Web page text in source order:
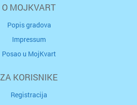
O MOJKVART
Popis gradova
Impressum
Posao u MojKvart
ZA KORISNIKE
Registracija